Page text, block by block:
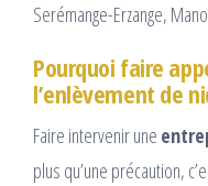
Serémange-Erzange,
Pourquoi faire
l’enlèvement de
Faire intervenir une
plus qu’une précaution,